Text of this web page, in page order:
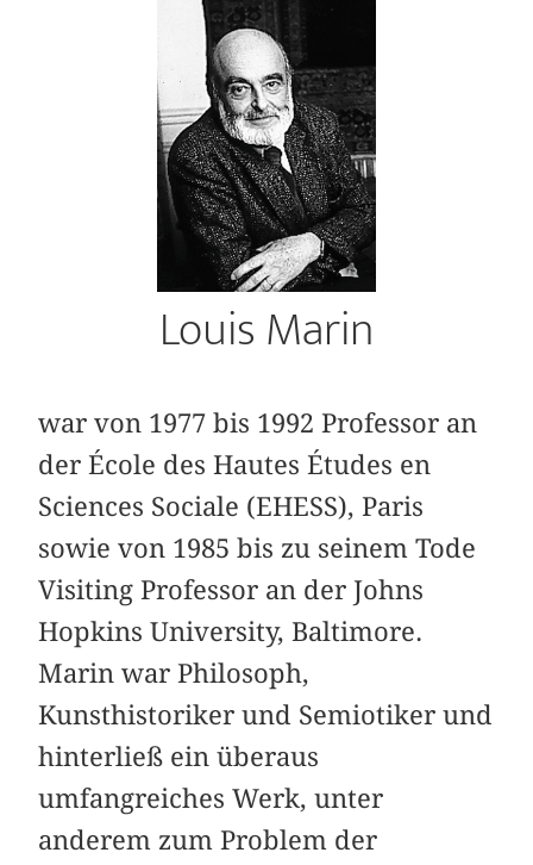
Louis Marin
war von 1977 bis 1992 Professor an
der École des Hautes Études en
Sciences Sociale (EHESS), Paris
sowie von 1985 bis zu seinem Tode
Visiting Professor an der Johns
Hopkins University, Baltimore.
Marin war Philosoph,
Kunsthistoriker und Semiotiker und
hinterließ ein überaus
umfangreiches Werk, unter
anderem zum Problem der